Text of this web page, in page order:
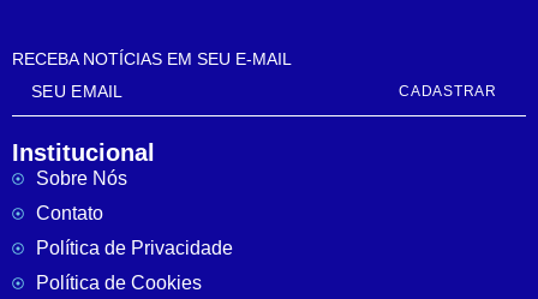
RECEBA NOTÍCIAS EM SEU E-MAIL
CADASTRAR
Institucional
Sobre Nós
Contato
Política de Privacidade
Política de Cookies